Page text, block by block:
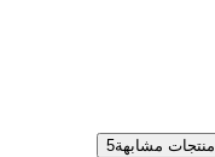
منتجات مشابهة5